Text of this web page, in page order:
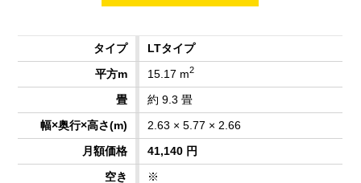
LTタイプ
15.17 m2
約 9.3 畳
2.63 × 5.77 × 2.66
41,140 円
※